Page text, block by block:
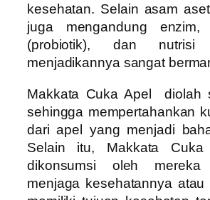
kesehatan. Selain asam
juga mengandung
(probiotik), dan
menjadikannya sangat
Makkata Cuka Apel diolah
sehingga mempertahankan
dari apel yang menjadi
Selain itu, Makkata
dikonsumsi oleh
menjaga kesehatannya atau